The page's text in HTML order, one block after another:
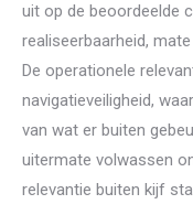
uit op de beoordeelde
realiseerbaarheid,
De operationele
navigatieveiligheid,
van wat er buiten
uitermate volwassen
relevantie buiten kijf